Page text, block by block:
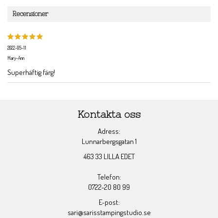
Recensioner
2022-05-11
Mary-Ann
Superhäftig färg!
Kontakta oss
Adress:
Lunnarbergsgatan 1
463 33 LILLA EDET
Telefon:
0722-20 80 99
E-post:
sari@sarisstampingstudio.se